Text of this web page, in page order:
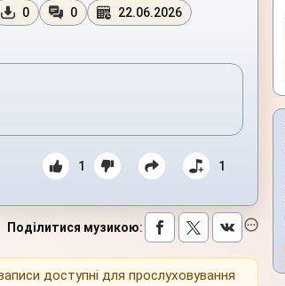
0 0
22.06.2026
1 1
Поділитися музикою:
доступні для прослуховування